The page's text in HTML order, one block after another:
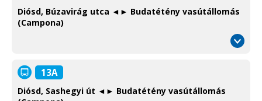
Diósd, Búzavirág utca ◄► Budatétény vasútállomás
(Campona)
13A
Diósd, Sashegyi út ◄► Budatétény vasútállomás